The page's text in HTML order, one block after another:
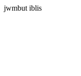
jwmbut iblis